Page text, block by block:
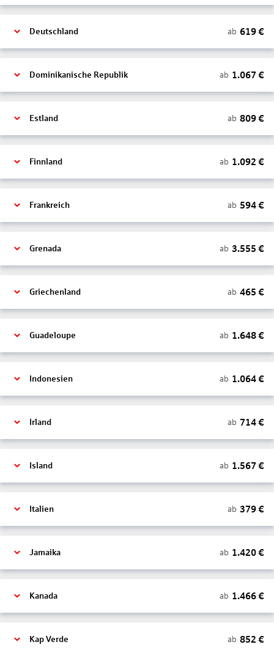
Deutschland ab 619€
Dominikanische Republik ab 1.067 €
Estland ab 809€
Finnland ab 1.092 €
Frankreich ab 594€
Grenada ab 3.555 €
Griechenland ab 465 €
Guadeloupe ab 1.648€
Indonesien ab 1.064€
Irland ab 714€
Island ab 1.567 €
Italien ab 379€
Jamaika ab 1.420€
Kanada ab 1.466€
Kap Verde ab 852 €